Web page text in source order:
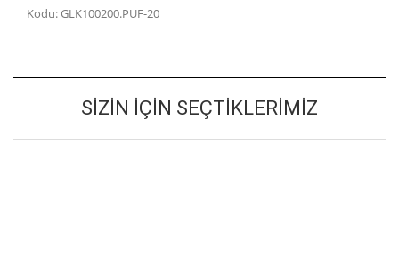
Kodu: GLK100200.PUF-20
SIZIN İÇIN SEÇTIKLERIMIZ